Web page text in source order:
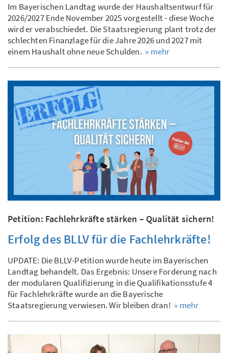
Im Bayerischen Landtag wurde der Haushaltsentwurf für
2026/2027 Ende November 2025 vorgestellt - diese Woche
wird er verabschiedet. Die Staatsregierung plant trotz der
schlechten Finanzlage für die Jahre 2026 und 2027 mit
einem Haushalt ohne neue Schulden. » mehr
Petition: Fachlehrkräfte stärken – Qualität sichern!
Erfolg des BLLV für die Fachlehrkräfte!
UPDATE: Die BLLV-Petition wurde heute im Bayerischen
Landtag behandelt. Das Ergebnis: Unsere Forderung nach
der modularen Qualifizierung in die Qualifikationsstufe 4
für Fachlehrkräfte wurde an die Bayerische
Staatsregierung verwiesen. Wir bleiben dran! » mehr